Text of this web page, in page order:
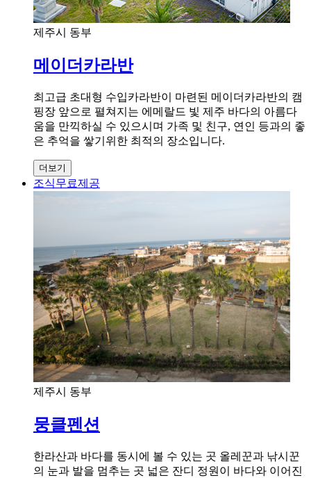
제주시 동부
메이더카라반
최고급 초대형 수입카라반이 마련된 메이더카라반의 캠
핑장 앞으로 펼쳐지는 에메랄드 빛 제주 바다의 아름다
움을 만끽하실 수 있으시며 가족 및 친구, 연인 등과의 좋
은 추억을 쌓기위한 최적의 장소입니다.
더보기
조식무료제공
제주시 동부
뭉클펜션
한라산과 바다를 동시에 볼 수 있는 곳 올레꾼과 낚시꾼
의 눈과 발을 멈추는 곳 넓은 잔디 정원이 바다와 이어진